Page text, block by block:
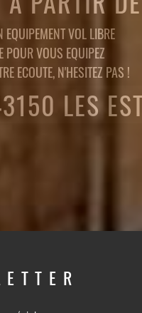
VOL LIBRE
POUR VOUS EQUIPEZ
ECOUTE, N'HESITEZ PAS !
LES